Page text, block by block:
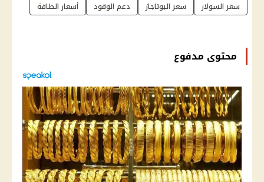
سعر السولار
سعر البوتاجاز دعم الوقود أسعار الطاقة
محتوى مدفوع